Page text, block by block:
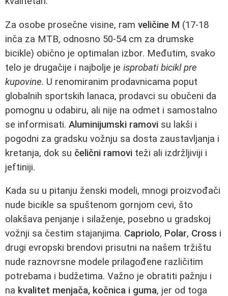
Za osobe prosečne visine, ram veličine M (17-18
inča za MTB, odnosno 50-54 cm za drumske
bicikle) obično je optimalan izbor. Međutim, svako
telo je drugačije i najbolje je isprobati bicikl pre
kupovine. U renomiranim prodavnicama poput
globalnih sportskih lanaca, prodavci su obučeni da
pomognu u odabiru, ali nije na odmet i samostalno
se informisati. Aluminijumski ramovi su lakši i
pogodni za gradsku vožnju sa dosta zaustavljanja i
kretanja, dok su čelični ramovi teži ali izdržljiviji i
jeftiniji.
Kada su u pitanju ženski modeli, mnogi proizvođači
nude bicikle sa spuštenom gornjom cevi, što
olakšava penjanje i silaženje, posebno u gradskoj
vožnji sa čestim stajanjima. Capriolo, Polar, Cross i
drugi evropski brendovi prisutni na našem tržištu
nude raznovrsne modele prilagođene različitim
potrebama i budžetima. Važno je obratiti pažnju i
na kvalitet menjača, kočnica i guma, jer od toga